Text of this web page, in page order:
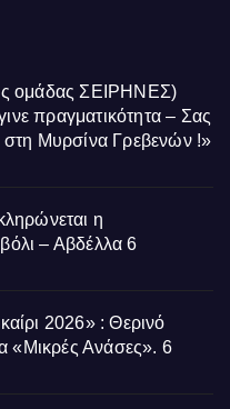
ομάδας ΣΕΙΡΗΝΕΣ)
πραγματικότητα – Σας
στη Μυρσίνα Γρεβενών !»
η
– Αβδέλλα 6
2026» : Θερινό
«Μικρές Ανάσες». 6